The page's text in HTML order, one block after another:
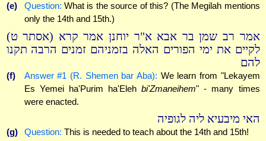
(e) Question: What is the source of this? (The Megilah mentions
only the 14th and 15th.)
אמר רב שמן בר אבא א"ר יוחנן אמר קרא (אסתר ט)
לקיים את ימי הפורים האלה בזמניהם זמנים הרבה תקנו
להם
(f) Answer #1 (R. Shemen bar Aba): We learn from "Lekayem
Es Yemei ha'Purim ha'Elehbi'Zmaneihem" - many times
were enacted.
האי מיבעיא ליה לגופיה
(g) Question: This is needed to teach about the 14th and 15th!